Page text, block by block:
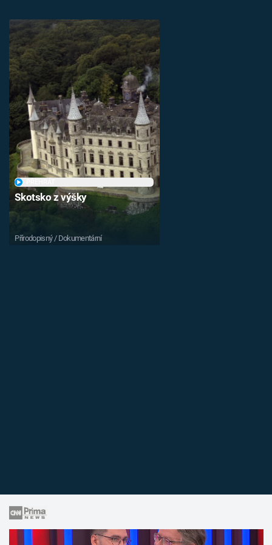
Skotsko z výšky
Přírodopisný / Dokumentární